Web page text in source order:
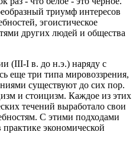
триумф интересов
эгоистическое
других людей и общества
(III-I в. до н.э.) наряду с
еще три типа мировоззрения,
существуют до сих пор.
и стоицизм. Каждое из этих
течений выработало свои
С этими подходами
экономической